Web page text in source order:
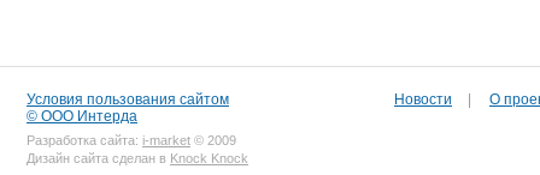
Условия пользования сайтом
© ООО Интерда
Разработка сайта: i-market © 2009
Дизайн сайта сделан в Knock Knock
Новости О